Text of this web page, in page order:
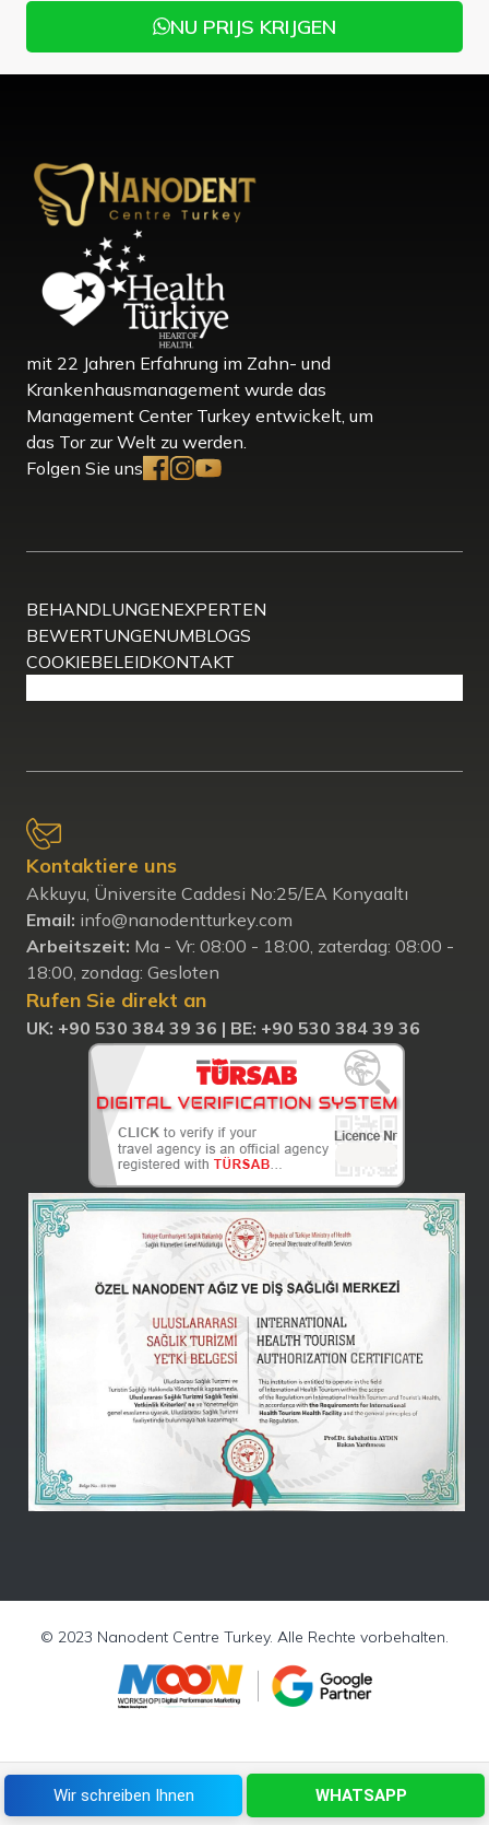
Jetzt anrufen WHATSAPP
NU PRIJS KRIJGEN
mit 22 Jahren Erfahrung im Zahn- und
Krankenhausmanagement wurde das
Management Center Turkey entwickelt, um
das Tor zur Welt zu werden.
Folgen Sie uns
BEHANDLUNGENEXPERTEN
BEWERTUNGENUMBLOGS
COOKIEBELEIDKONTAKT
Kontaktiere uns
Akkuyu, Üniversite Caddesi No:25/EA Konyaaltı
Email: info@nanodentturkey.com
Arbeitszeit: Ma - Vr: 08:00 - 18:00, zaterdag: 08:00 -
18:00, zondag: Gesloten
Rufen Sie direkt an
UK: +90 530 384 39 36 | BE: +90 530 384 39 36
© 2023 Nanodent Centre Turkey. Alle Rechte vorbehalten.
Nanodent
Centre
Turkey
WhatsApp-
Wir schreiben Ihnen WHATSAPP